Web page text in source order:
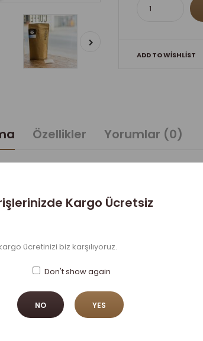
Kargo Ücretsiz
ücretinizi biz karşılıyoruz.
Don't show again
NO YES
ADD TO WISHLIST
Özellikler Yorumlar (0)
Deneyimi
(4x250 Gr)
ve özellikle son yıllardayüksek kaliteli Arabica